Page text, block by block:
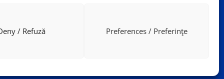
/ Refuză Preferences / Preferințe